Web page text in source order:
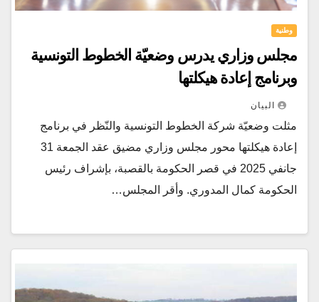
وطنية
مجلس وزاري يدرس وضعيّة الخطوط التونسية
وبرنامج إعادة هيكلتها
البيان
مثلت وضعيّة شركة الخطوط التونسية والنّظر في برنامج
إعادة هيكلتها محور مجلس وزاري مضيق عقد الجمعة 31
جانفي 2025 في قصر الحكومة بالقصبة، بإشراف رئيس
الحكومة كمال المدوري. وأقر المجلس…